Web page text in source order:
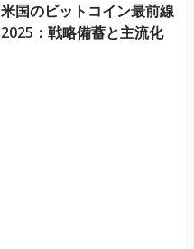
米国のビットコイン最前線
2025：戦略備蓄と主流化